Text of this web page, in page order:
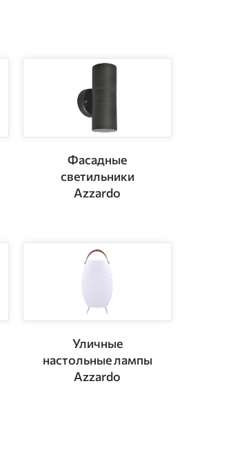
Фасадные
светильники
Azzardo
Уличные
настольные лампы
Azzardo